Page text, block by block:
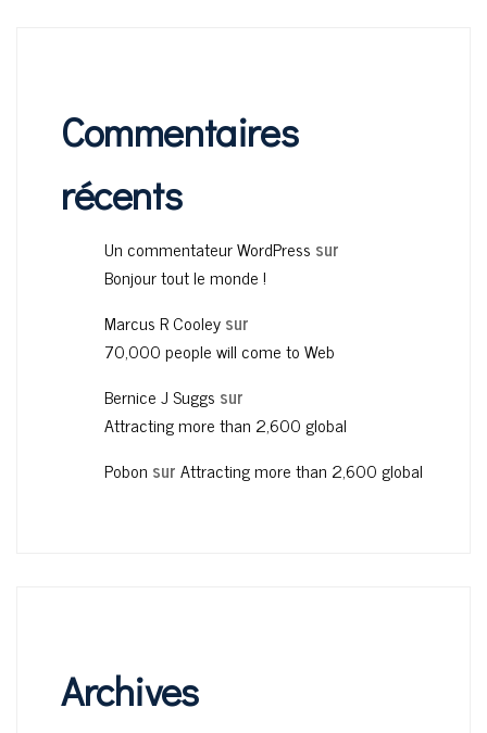
Commentaires
récents
Un commentateur WordPress sur
Bonjour tout le monde !
Marcus R Cooleysur
70,000 people will come to Web
Bernice J Suggs sur
Attracting more than 2,600 global
Pobon surAttracting more than 2,600 global
Archives